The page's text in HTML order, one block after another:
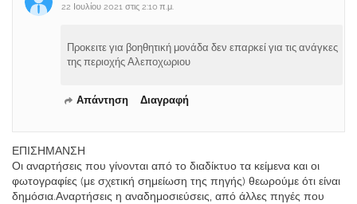
22 Ιουλίου 2021 στις 2:10 π.μ.
Προκειτε για βοηθητική μονάδα δεν επαρκεί για τις ανάγκες
της περιοχής Αλεποχωριου
Απάντηση Διαγραφή
ΕΠΙΣΗΜΑΝΣΗ
Οι αναρτήσεις που γίνονται από το διαδίκτυο τα κείμενα και οι
φωτογραφίες (με σχετική σημείωση της πηγής) θεωρούμε ότι είναι
δημόσια.Αναρτήσεις η αναδημοσιεύσεις, από άλλες πηγές που